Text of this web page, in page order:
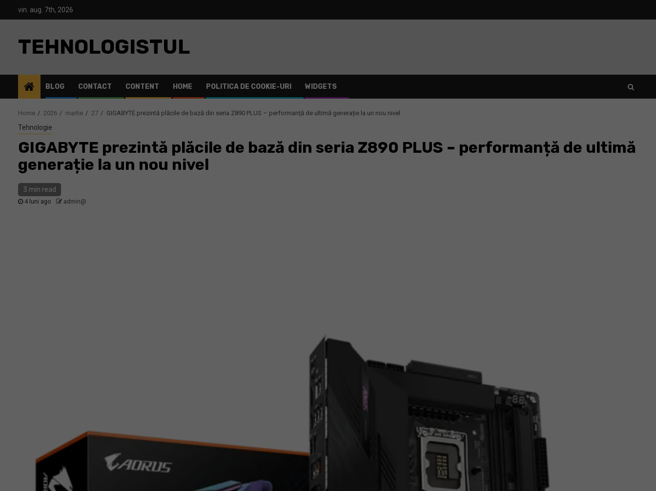
vin. aug. 7th, 2026
TEHNOLOGISTUL
BLOG CONTACT CONTENT HOME POLITICA DE COOKIE-URI WIDGETS
Home 2026 martie 27 GIGABYTE prezintă plăcile de bază din seria Z890 PLUS – performanță de ultimă generație la un nou nivel
Tehnologie
GIGABYTE prezintă plăcile de bază din seria Z890 PLUS – performanță de ultimă
generație la un nou nivel
3 min read
4 luni ago admin@